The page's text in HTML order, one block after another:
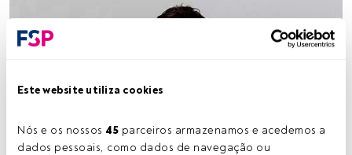
Este website utiliza cookies
Nós e os nossos 45 parceiros armazenamos e acedemos a
dados pessoais, como dados de navegação ou
John Taylor. Créditos: cedida (AllianceBernstein)